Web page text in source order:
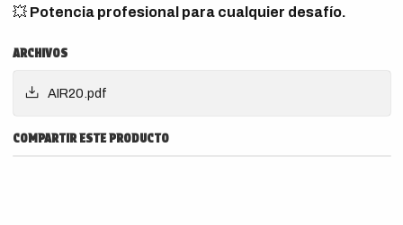
💥 Potencia profesional para cualquier desafío.
ARCHIVOS
AIR20.pdf
COMPARTIR ESTE PRODUCTO